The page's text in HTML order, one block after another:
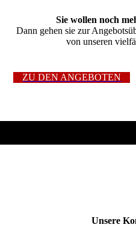
Sie wollen noch
Dann gehen sie zur
von unseren
ZU DEN ANGEBOTEN
Unsere